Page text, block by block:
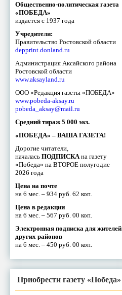
Общественно-политическая газета
«ПОБЕДА»
издается с 1937 года
Учредители:
Правительство Ростовской области
depprint.donland.ru
Администрация Аксайского района
Ростовской области
www.aksayland.ru
ООО «Редакция газеты «ПОБЕДА»
www.pobeda-aksay.ru
pobeda_aksay@mail.ru
Средний тираж 5 000 экз.
«ПОБЕДА» – ВАША ГАЗЕТА!
Дорогие читатели,
началась ПОДПИСКАна газету
«Победа» на ВТОРОЕ полугодие
2026 года
Цена на почте
на 6 мес. – 934 руб. 62 коп.
Цена в редакции
на 6 мес. – 567 руб. 00 коп.
Электронная подписка для жителей
других районов
на 6 мес. – 450 руб. 00 коп.
Приобрести газету «Победа»